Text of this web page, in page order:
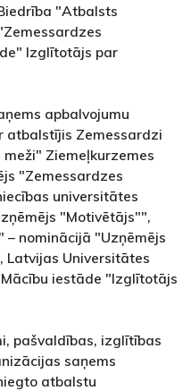
"Atbalsts
Izglītotājs par
apbalvojumu
atbalstījis Zemessardzi
Ziemeļkurzemes
"Zemessardzes
universitātes
"Motivētājs"",
– nominācijā "Uzņēmējs
Universitātes
iestāde "Izglītotājs
pašvaldības, izglītības
saņems
atbalstu